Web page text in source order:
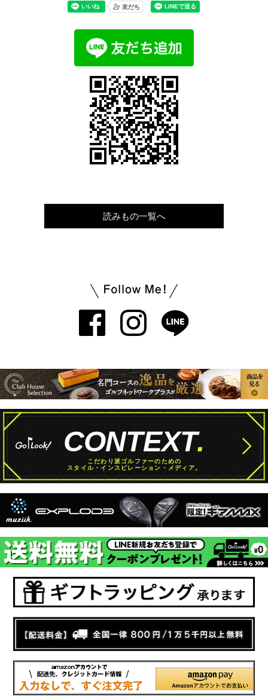
読みもの一覧へ